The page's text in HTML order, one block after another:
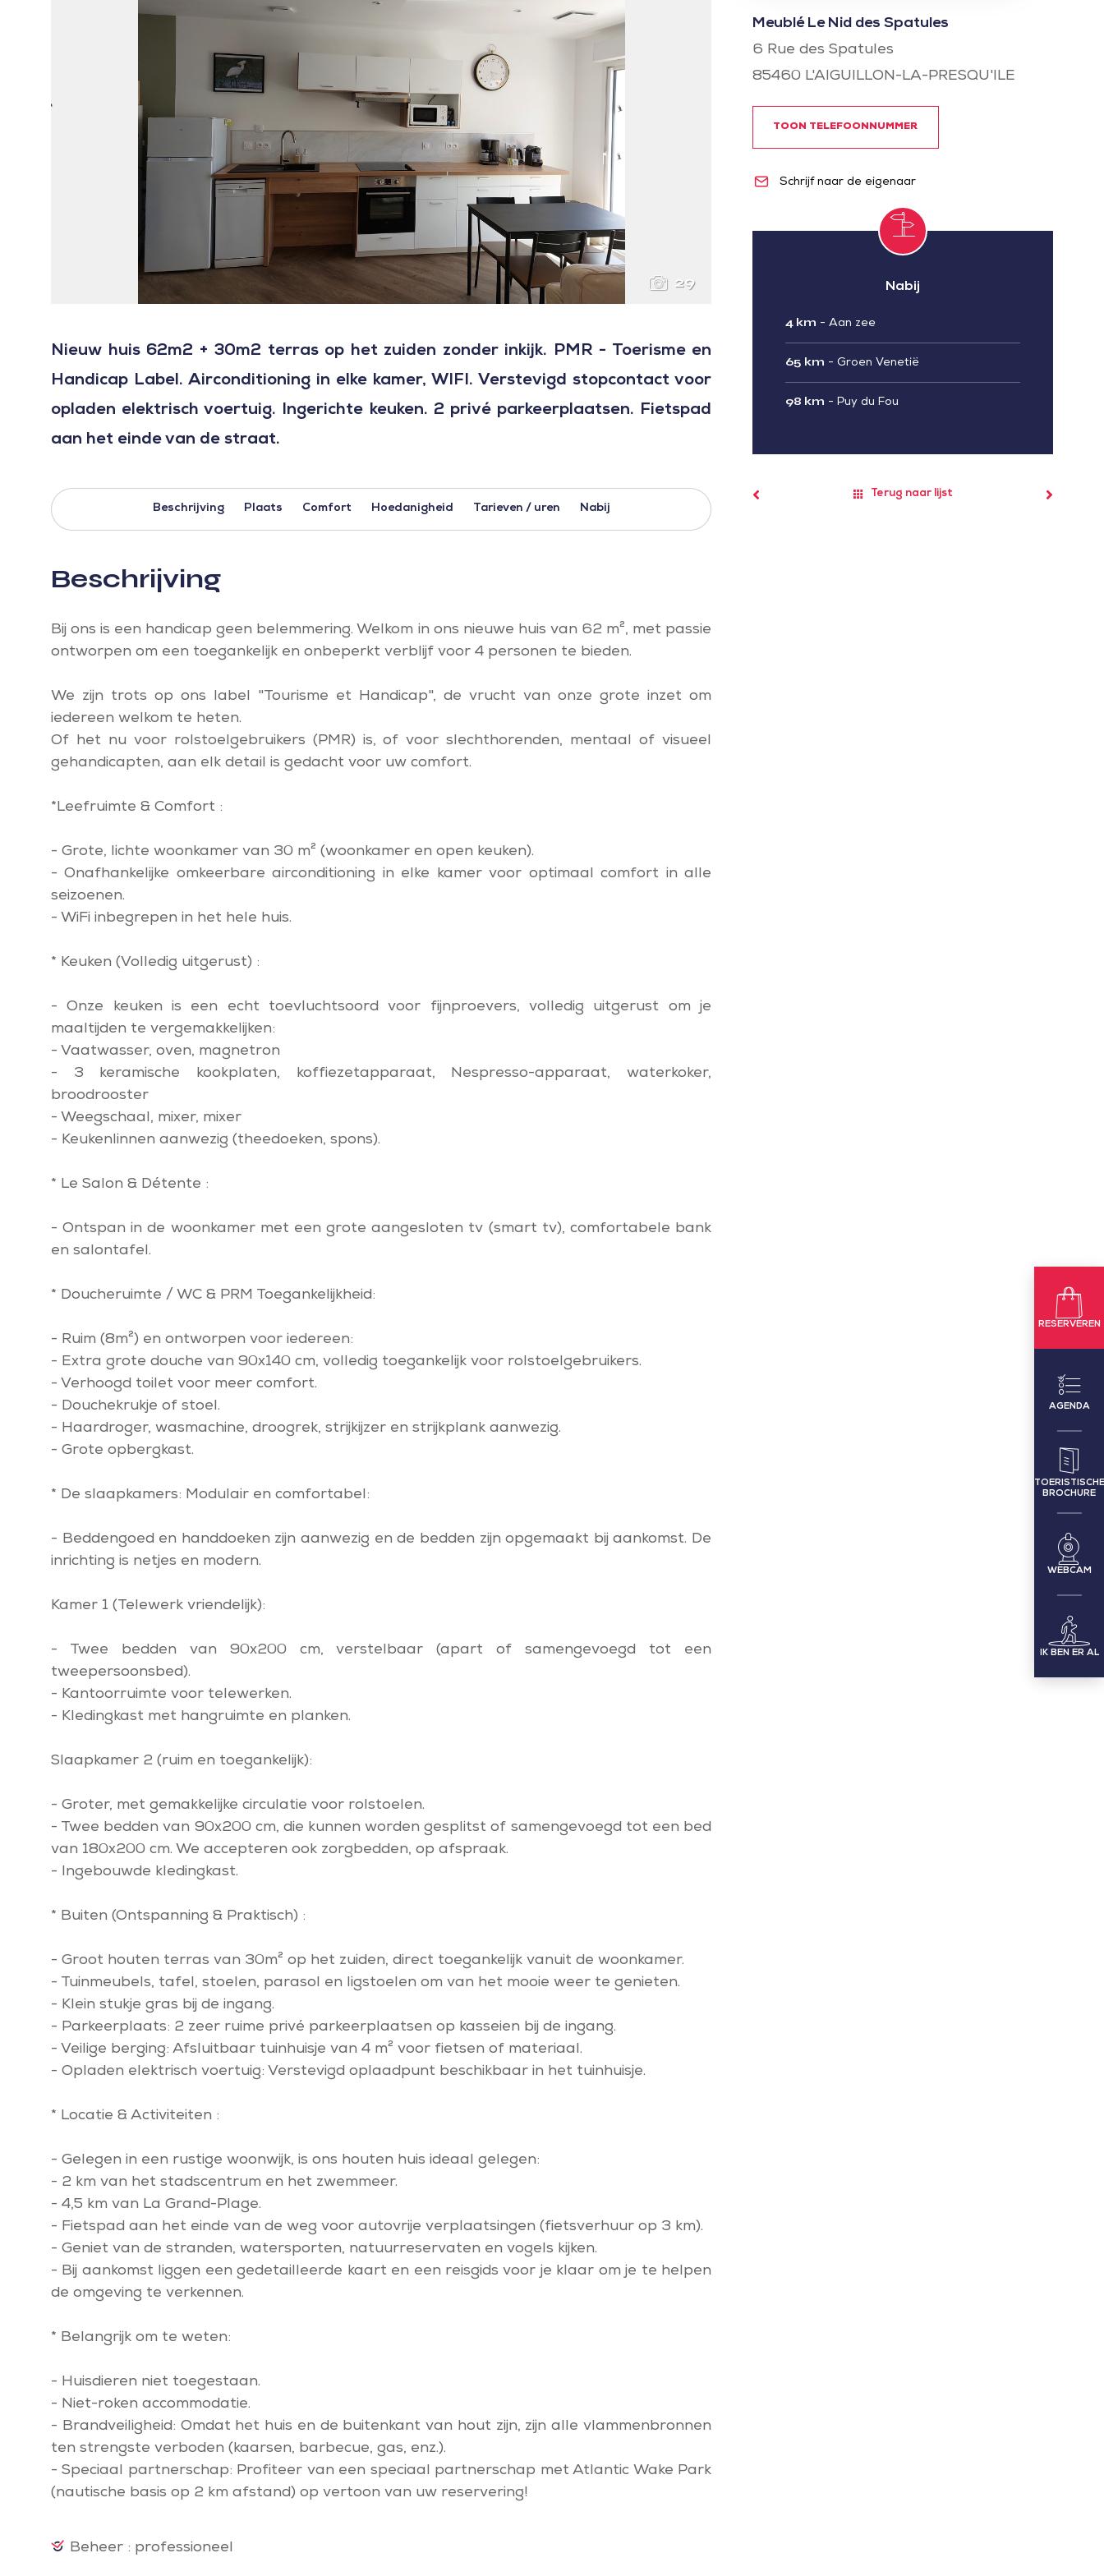
RESERVEREN
AGENDA
TOERISTISCHE
BROCHURE
WEBCAM
IK BEN ER AL
29
Nieuw huis 62m2 + 30m2 terras op het zuiden zonder inkijk. PMR - Toerisme en
Handicap Label. Airconditioning in elke kamer, WIFI. Verstevigd stopcontact voor
opladen elektrisch voertuig. Ingerichte keuken. 2 privé parkeerplaatsen. Fietspad
aan het einde van de straat.
Beschrijving Plaats Comfort Hoedanigheid Tarieven / uren Nabij
Beschrijving
Bij ons is een handicap geen belemmering. Welkom in ons nieuwe huis van 62 m², met passie
ontworpen om een toegankelijk en onbeperkt verblijf voor 4 personen te bieden.
We zijn trots op ons label "Tourisme et Handicap", de vrucht van onze grote inzet om
iedereen welkom te heten.
Of het nu voor rolstoelgebruikers (PMR) is, of voor slechthorenden, mentaal of visueel
gehandicapten, aan elk detail is gedacht voor uw comfort.
*Leefruimte & Comfort :
- Grote, lichte woonkamer van 30 m² (woonkamer en open keuken).
- Onafhankelijke omkeerbare airconditioning in elke kamer voor optimaal comfort in alle
seizoenen.
- WiFi inbegrepen in het hele huis.
* Keuken (Volledig uitgerust) :
- Onze keuken is een echt toevluchtsoord voor fijnproevers, volledig uitgerust om je
maaltijden te vergemakkelijken:
- Vaatwasser, oven, magnetron
- 3 keramische kookplaten, koffiezetapparaat, Nespresso-apparaat, waterkoker,
broodrooster
- Weegschaal, mixer, mixer
- Keukenlinnen aanwezig (theedoeken, spons).
* Le Salon & Détente :
- Ontspan in de woonkamer met een grote aangesloten tv (smart tv), comfortabele bank
en salontafel.
* Doucheruimte / WC & PRM Toegankelijkheid:
- Ruim (8m²) en ontworpen voor iedereen:
- Extra grote douche van 90x140 cm, volledig toegankelijk voor rolstoelgebruikers.
- Verhoogd toilet voor meer comfort.
- Douchekrukje of stoel.
- Haardroger, wasmachine, droogrek, strijkijzer en strijkplank aanwezig.
- Grote opbergkast.
* De slaapkamers: Modulair en comfortabel:
- Beddengoed en handdoeken zijn aanwezig en de bedden zijn opgemaakt bij aankomst. De
inrichting is netjes en modern.
Kamer 1 (Telewerk vriendelijk):
- Twee bedden van 90x200 cm, verstelbaar (apart of samengevoegd tot een
tweepersoonsbed).
- Kantoorruimte voor telewerken.
- Kledingkast met hangruimte en planken.
Slaapkamer 2 (ruim en toegankelijk):
- Groter, met gemakkelijke circulatie voor rolstoelen.
- Twee bedden van 90x200 cm, die kunnen worden gesplitst of samengevoegd tot een bed
van 180x200 cm. We accepteren ook zorgbedden, op afspraak.
- Ingebouwde kledingkast.
* Buiten (Ontspanning & Praktisch) :
- Groot houten terras van 30m² op het zuiden, direct toegankelijk vanuit de woonkamer.
- Tuinmeubels, tafel, stoelen, parasol en ligstoelen om van het mooie weer te genieten.
- Klein stukje gras bij de ingang.
- Parkeerplaats: 2 zeer ruime privé parkeerplaatsen op kasseien bij de ingang.
- Veilige berging: Afsluitbaar tuinhuisje van 4 m² voor fietsen of materiaal.
- Opladen elektrisch voertuig: Verstevigd oplaadpunt beschikbaar in het tuinhuisje.
* Locatie & Activiteiten :
- Gelegen in een rustige woonwijk, is ons houten huis ideaal gelegen:
- 2 km van het stadscentrum en het zwemmeer.
- 4,5 km van La Grand-Plage.
- Fietspad aan het einde van de weg voor autovrije verplaatsingen (fietsverhuur op 3 km).
- Geniet van de stranden, watersporten, natuurreservaten en vogels kijken.
- Bij aankomst liggen een gedetailleerde kaart en een reisgids voor je klaar om je te helpen
de omgeving te verkennen.
* Belangrijk om te weten:
- Huisdieren niet toegestaan.
- Niet-roken accommodatie.
- Brandveiligheid: Omdat het huis en de buitenkant van hout zijn, zijn alle vlammenbronnen
ten strengste verboden (kaarsen, barbecue, gas, enz.).
- Speciaal partnerschap: Profiteer van een speciaal partnerschap met Atlantic Wake Park
(nautische basis op 2 km afstand) op vertoon van uw reservering!
Beheer : professioneel
Meublé Le Nid des Spatules
6 Rue des Spatules
85460 L'AIGUILLON-LA-PRESQU'ILE
TOON TELEFOONNUMMER
Schrijf naar de eigenaar
Nabij
4 km - Aan zee
65 km - Groen Venetië
98 km - Puy du Fou
Terug naar lijst